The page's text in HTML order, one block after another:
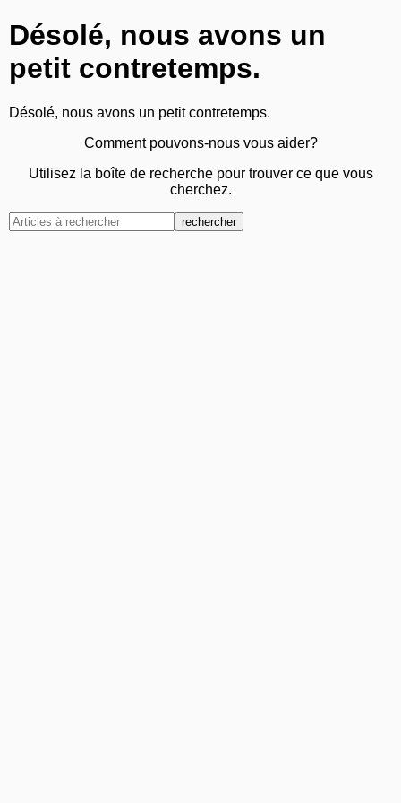
Désolé, nous avons un
petit contretemps.
Désolé, nous avons un petit contretemps.
Comment pouvons-nous vous aider?
Utilisez la boîte de recherche pour trouver ce que vous
cherchez.
rechercher